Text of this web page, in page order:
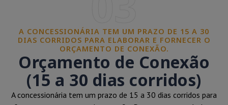
A CONCESSIONÁRIA TEM UM PRAZO DE 15 A 30
DIAS CORRIDOS PARA ELABORAR E FORNECER O
ORÇAMENTO DE CONEXÃO.
Orçamento de Conexão
(15 a 30 dias corridos)
A concessionária tem um prazo de 15 a 30 dias corridos para